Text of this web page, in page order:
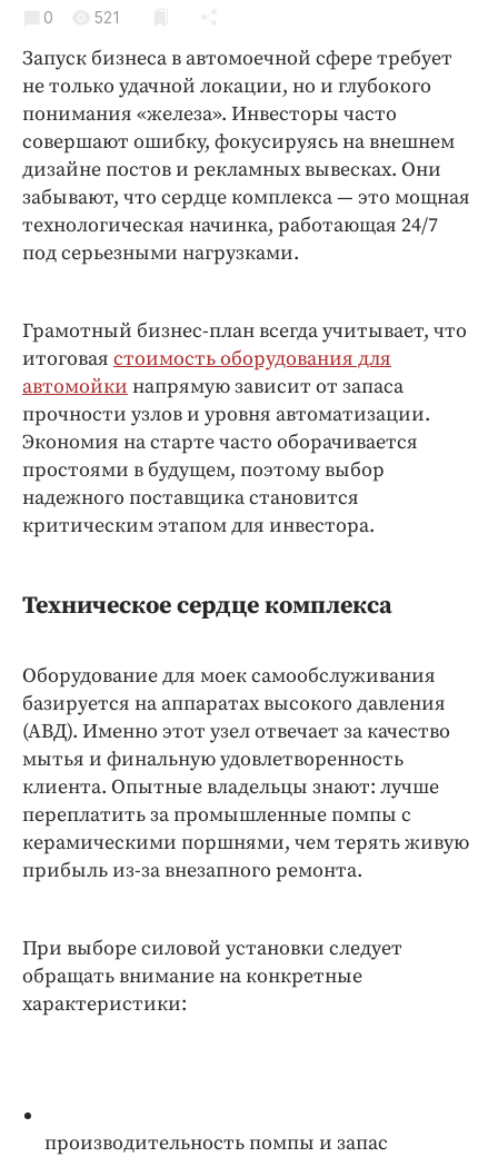
Криминал
Культура
Недвижимость и ЖКХ
Образование
Общество
Погода
Праздники
Происшествия
ПРОЕКТЫ
Издания
Медиаперсона
Интересное чтиво
Клиника года
Работодатель года
0
521
Запуск бизнеса в автомоечной сфере требует
не только удачной локации, но и глубокого
понимания «железа». Инвесторы часто
совершают ошибку, фокусируясь на внешнем
дизайне постов и рекламных вывесках. Они
забывают, что сердце комплекса — это мощная
технологическая начинка, работающая 24/7
под серьезными нагрузками.
Грамотный бизнес-план всегда учитывает, что
итоговая стоимость оборудования для
автомойки напрямую зависит от запаса
прочности узлов и уровня автоматизации.
Экономия на старте часто оборачивается
простоями в будущем, поэтому выбор
надежного поставщика становится
критическим этапом для инвестора.
Техническое сердце комплекса
Оборудование для моек самообслуживания
базируется на аппаратах высокого давления
(АВД). Именно этот узел отвечает за качество
мытья и финальную удовлетворенность
клиента. Опытные владельцы знают: лучше
переплатить за промышленные помпы с
керамическими поршнями, чем терять живую
прибыль из-за внезапного ремонта.
При выборе силовой установки следует
обращать внимание на конкретные
характеристики:
производительность помпы и запас